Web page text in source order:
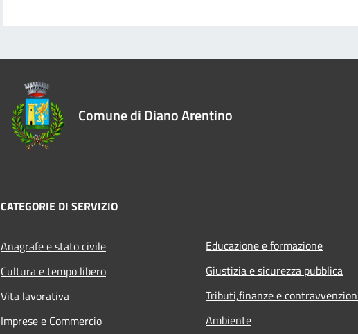
Comune di Diano Arentino
CATEGORIE DI SERVIZIO
Anagrafe e stato civile
Cultura e tempo libero
Vita lavorativa
Imprese e Commercio
Educazione e formazione
Giustizia e sicurezza pubblica
Tributi,finanze e
Ambiente